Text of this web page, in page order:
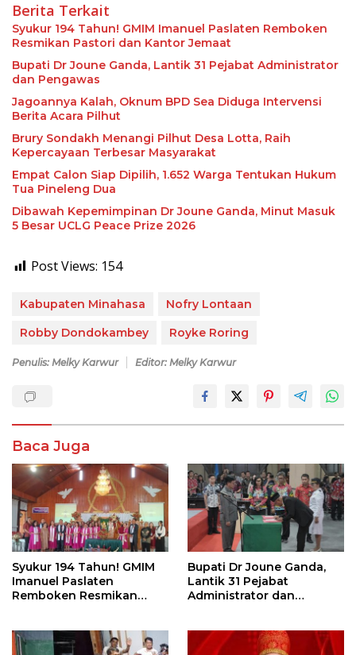
Berita Terkait
Syukur 194 Tahun! GMIM Imanuel Paslaten Remboken
Resmikan Pastori dan Kantor Jemaat
Bupati Dr Joune Ganda, Lantik 31 Pejabat Administrator
dan Pengawas
Jagoannya Kalah, Oknum BPD Sea Diduga Intervensi
Berita Acara Pilhut
Brury Sondakh Menangi Pilhut Desa Lotta, Raih
Kepercayaan Terbesar Masyarakat
Empat Calon Siap Dipilih, 1.652 Warga Tentukan Hukum
Tua Pineleng Dua
Dibawah Kepemimpinan Dr Joune Ganda, Minut Masuk
5 Besar UCLG Peace Prize 2026
Post Views: 154
Kabupaten Minahasa
Nofry Lontaan
Robby Dondokambey
Royke Roring
Penulis: Melky Karwur Editor: Melky Karwur
Baca Juga
Syukur 194 Tahun! GMIM
Imanuel Paslaten
Remboken Resmikan
Bupati Dr Joune Ganda,
Lantik 31 Pejabat
Administrator dan